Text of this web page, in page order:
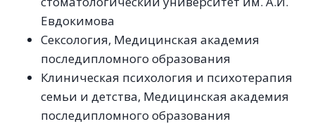
Евдокимова
Сексология, Медицинская академия
последипломного образования
Клиническая психология и психотерапия
семьи и детства, Медицинская академия
последипломного образования